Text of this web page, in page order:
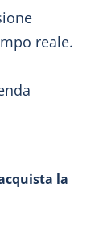
reale.
la